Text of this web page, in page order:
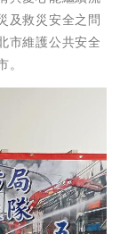
及救災安全之問
市維護公共安全